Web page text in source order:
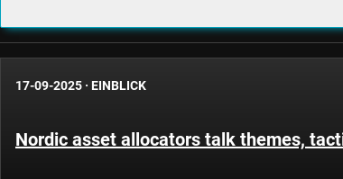
17-09-2025 · EINBLICK
Nordic asset allocators talk themes,